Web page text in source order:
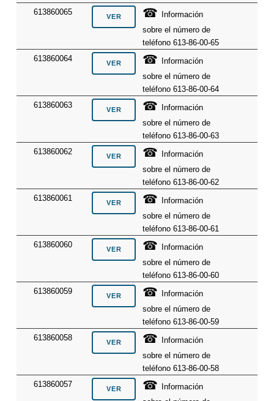
613860065
☎
Información
sobre el número de
teléfono 613-86-00-65
613860064
☎
Información
sobre el número de
teléfono 613-86-00-64
613860063
☎
Información
sobre el número de
teléfono 613-86-00-63
613860062
☎
Información
sobre el número de
teléfono 613-86-00-62
613860061
☎
Información
sobre el número de
teléfono 613-86-00-61
613860060
☎
Información
sobre el número de
teléfono 613-86-00-60
613860059
☎
Información
sobre el número de
teléfono 613-86-00-59
613860058
☎
Información
sobre el número de
teléfono 613-86-00-58
613860057
☎
Información